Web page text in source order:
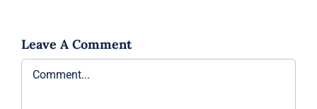
Leave A Comment
Comment